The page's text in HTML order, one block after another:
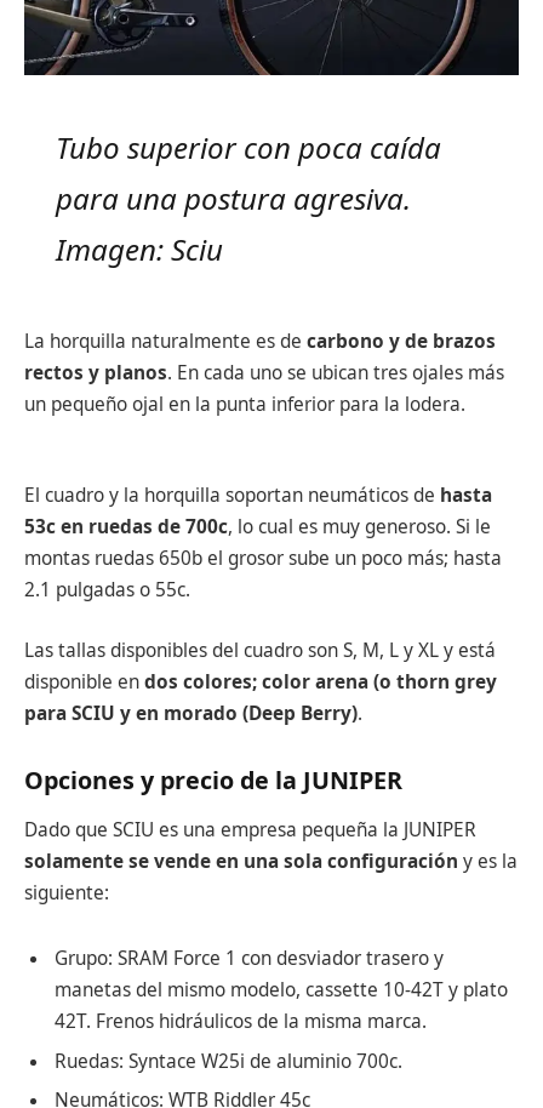
Tubo superior con poca caída
para una postura agresiva.
Imagen: Sciu
La horquilla naturalmente es de carbono y de brazos
rectos y planos. En cada uno se ubican tres ojales más
un pequeño ojal en la punta inferior para la lodera.
El cuadro y la horquilla soportan neumáticos de hasta
53c en ruedas de 700c, lo cual es muy generoso. Si le
montas ruedas 650b el grosor sube un poco más; hasta
2.1 pulgadas o 55c.
Las tallas disponibles del cuadro son S, M, L y XL y está
disponible endos colores; color arena (o thorn grey
para SCIU y en morado (Deep Berry).
Opciones y precio de la JUNIPER
Dado que SCIU es una empresa pequeña la JUNIPER
solamente se vende en una sola configuración y es la
siguiente:
Grupo: SRAM Force 1 con desviador trasero y
manetas del mismo modelo, cassette 10-42T y plato
42T. Frenos hidráulicos de la misma marca.
Ruedas: Syntace W25i de aluminio 700c.
Neumáticos: WTB Riddler 45c